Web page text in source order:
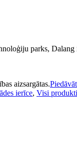
parks,
aizsargātas.
ierīce, Visi produkti